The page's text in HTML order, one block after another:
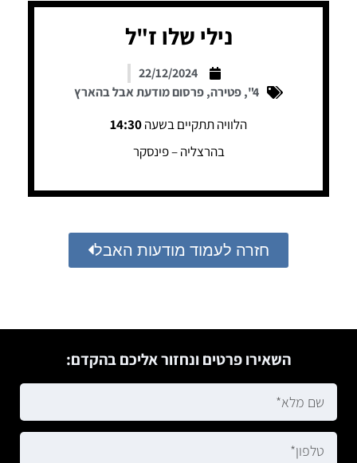
נילי שלו ז"ל
22/12/2024
4"
,פטירה,פרסום מודעת אבל בהארץ
הלוויה תתקיים בשעה14:30
בהרצליה – פינסקר
חזרה לעמוד מודעות האבל
השאירו פרטים ונחזור אליכם בהקדם: